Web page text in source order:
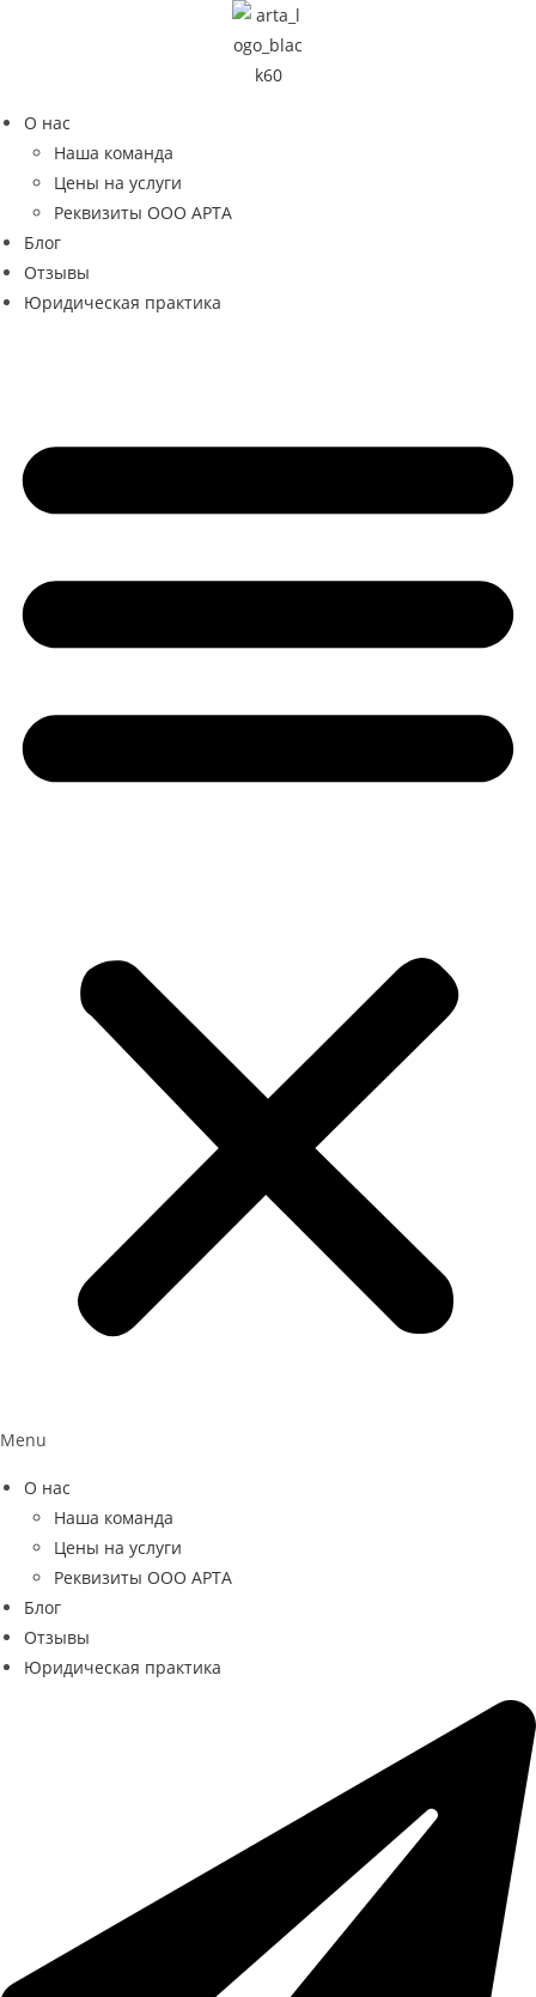
О нас
Наша команда
Цены на услуги
Реквизиты ООО АРТА
Блог
Отзывы
Юридическая практика
Menu
О нас
Наша команда
Цены на услуги
Реквизиты ООО АРТА
Блог
Отзывы
Юридическая практика